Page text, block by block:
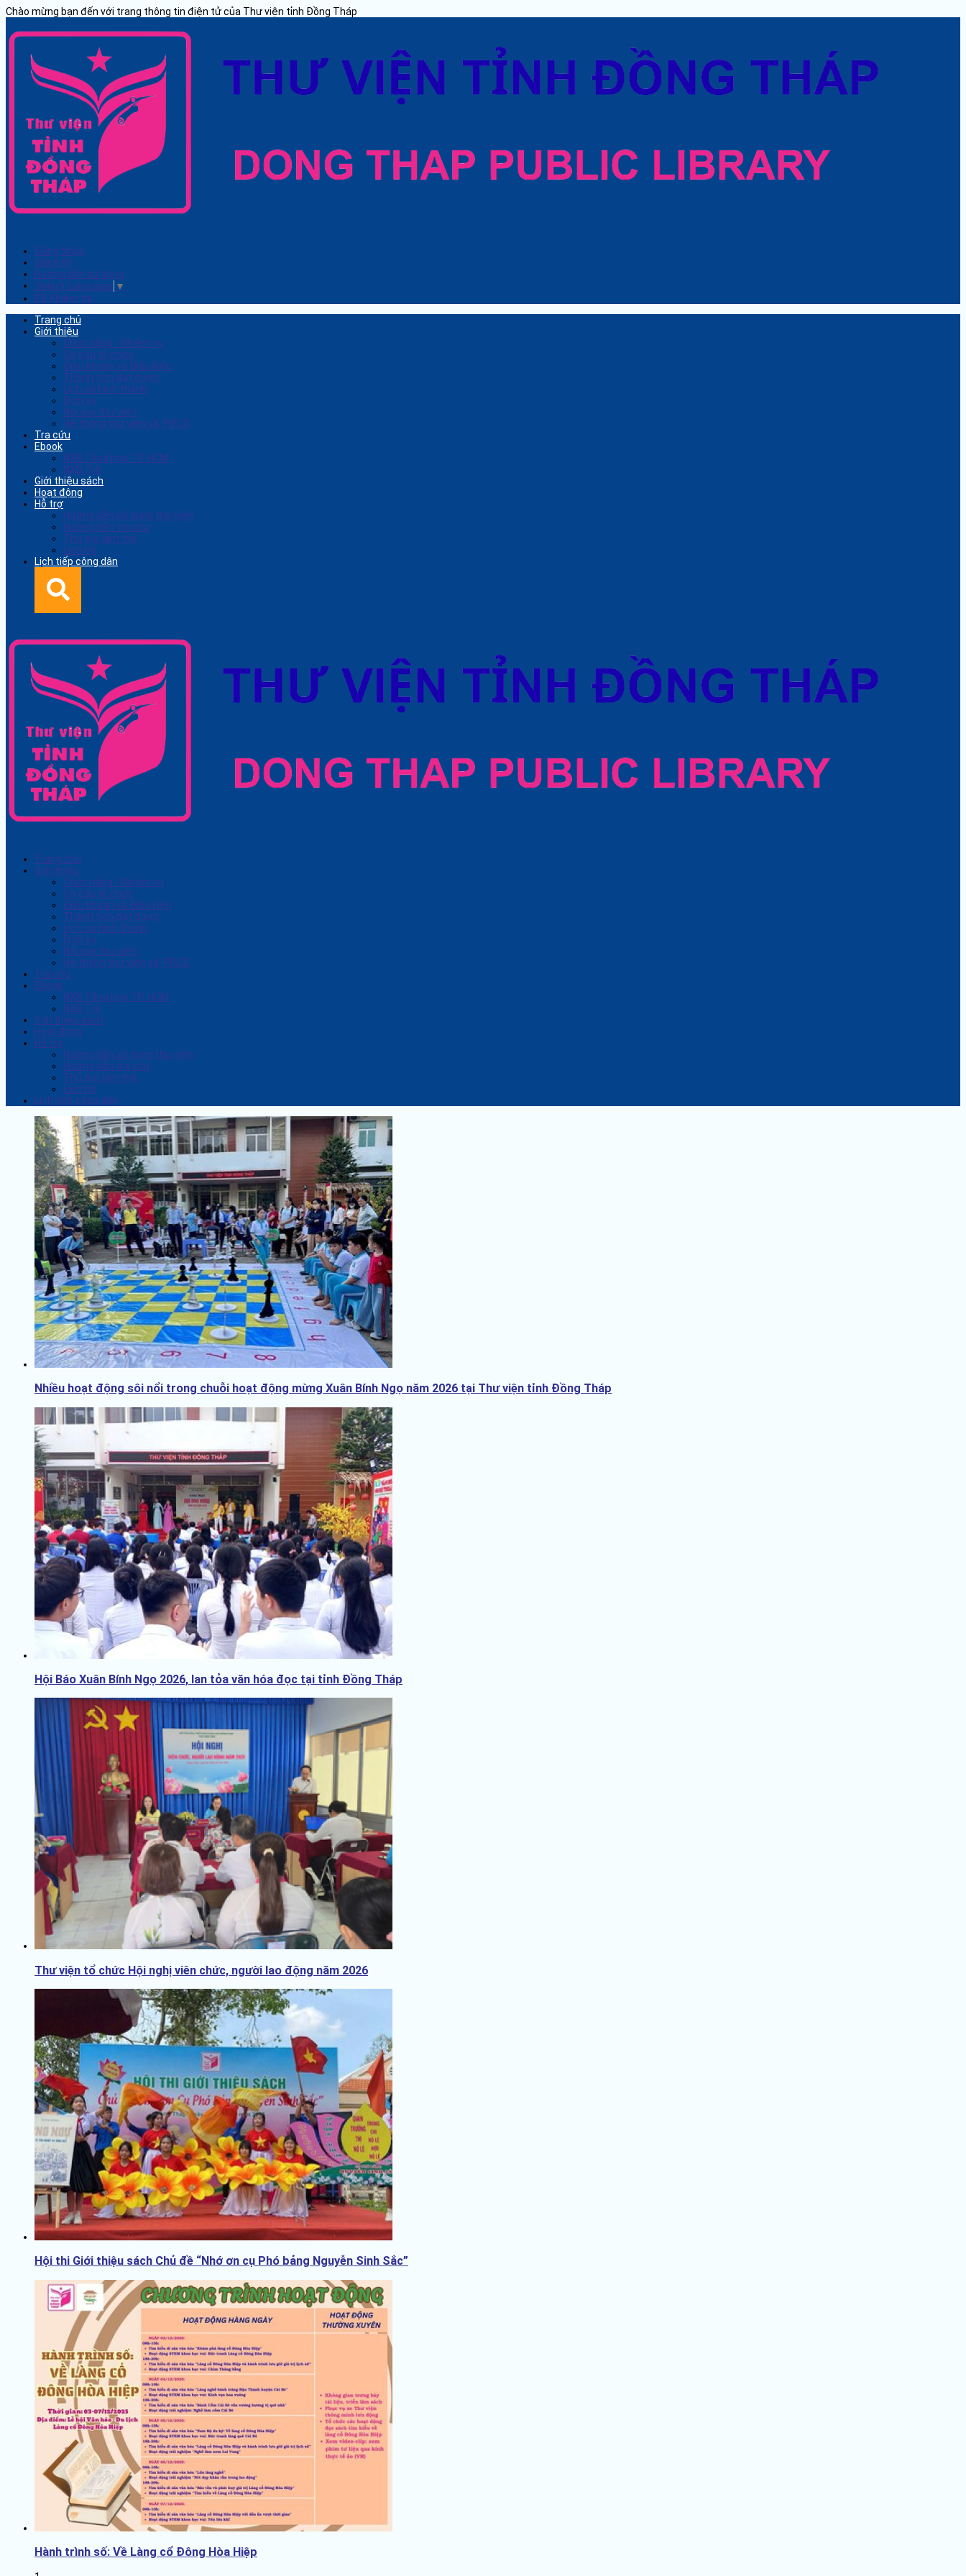
Chào mừng bạn đến với trang thông tin điện tử của Thư viện tỉnh Đồng Tháp
Đăng Nhập
Đăng Ký
Hướng dẫn sử dụng
Select Language ▼
PB Khiếm thị
Trang chủ
Giới thiệu
Chức năng - Nhiệm vụ
Cơ cấu tổ chức
Điều khoản và Điều kiện
Thành tích đạt được
Lịch sử hình thành
Dịch vụ
Nội quy thư viện
Hệ thống thư viện xã, PĐCS
Tra cứu
Ebook
NXB Tổng hợp TP. HCM
NXB Trẻ
Giới thiệu sách
Hoạt động
Hỗ trợ
Hướng dẫn sử dụng thư viện
Hướng dẫn tra cứu
Thủ tục làm thẻ
Liên hệ
Lịch tiếp công dân
Trang chủ
Giới thiệu
Chức năng - Nhiệm vụ
Cơ cấu tổ chức
Điều khoản và Điều kiện
Thành tích đạt được
Lịch sử hình thành
Dịch vụ
Nội quy thư viện
Hệ thống thư viện xã, PĐCS
Tra cứu
Ebook
NXB Tổng hợp TP. HCM
NXB Trẻ
Giới thiệu sách
Hoạt động
Hỗ trợ
Hướng dẫn sử dụng thư viện
Hướng dẫn tra cứu
Thủ tục làm thẻ
Liên hệ
Lịch tiếp công dân
Nhiều hoạt động sôi nổi trong chuỗi hoạt động mừng Xuân Bính Ngọ năm 2026 tại Thư viện tỉnh Đồng Tháp
Hội Báo Xuân Bính Ngọ 2026, lan tỏa văn hóa đọc tại tỉnh Đồng Tháp
Thư viện tổ chức Hội nghị viên chức, người lao động năm 2026
Hội thi Giới thiệu sách Chủ đề “Nhớ ơn cụ Phó bảng Nguyễn Sinh Sắc”
Hành trình số: Về Làng cổ Đông Hòa Hiệp